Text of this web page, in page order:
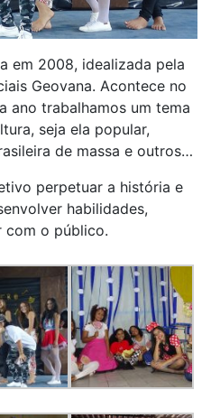
em 2008, idealizada pela
Geovana. Acontece no
ano trabalhamos um tema
seja ela popular,
de massa e outros…
perpetuar a história e
habilidades,
com o público.